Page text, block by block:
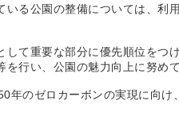
る公園の整備については、利
て重要な部分に優先順位をつ
行い、公園の魅力向上に努めて
のゼロカーボンの実現に向け